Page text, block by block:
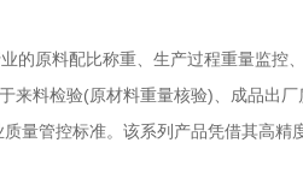
原料配比称重、生产过程重量监控
来料检验(原材料重量核验)、成品出
量管控标准。该系列产品凭借其高精